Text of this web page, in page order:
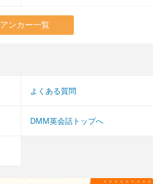
アンカー一覧
よくある質問
DMM英会話トップへ